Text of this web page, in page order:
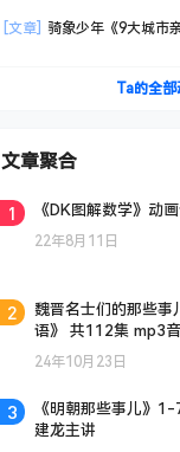
[文章]
骑象少年《9大城市
Ta的全部
文章聚合
1 《DK图解数学》动
22年8月11日
2
魏晋名士们的那些
语》 共112集 mp3
24年10月23日
3
《明朝那些事儿》1-
建龙主讲